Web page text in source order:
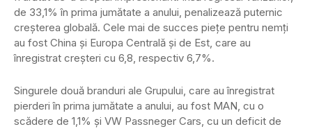
de 33,1% în prima jumătate a anului, penalizează puternic
creșterea globală. Cele mai de succes piețe pentru nemți
au fost China și Europa Centrală și de Est, care au
înregistrat creșteri cu 6,8, respectiv 6,7%.
Singurele două branduri ale Grupului, care au înregistrat
pierderi în prima jumătate a anului, au fost MAN, cu o
scădere de 1,1% și VW Passneger Cars, cu un deficit de